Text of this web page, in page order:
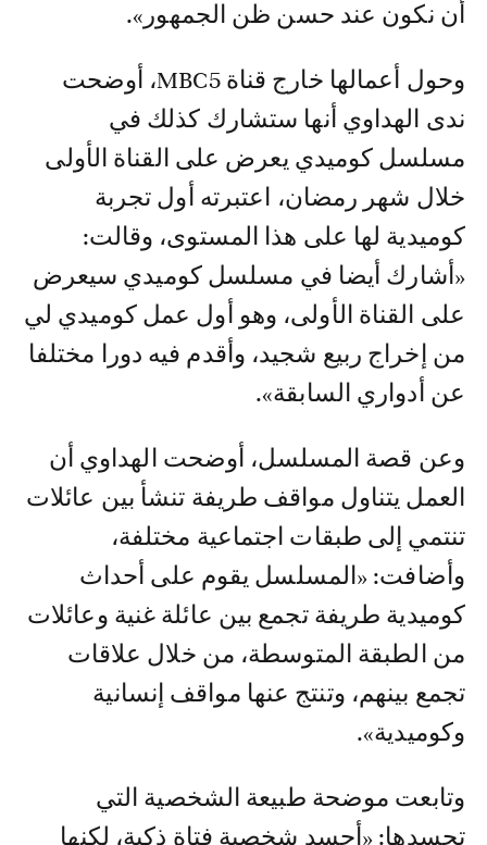
أن نكون عند حسن ظن الجمهور».
وحول أعمالها خارج قناة MBC5، أوضحت
ندى الهداوي أنها ستشارك كذلك في
مسلسل كوميدي يعرض على القناة الأولى
خلال شهر رمضان، اعتبرته أول تجربة
كوميدية لها على هذا المستوى، وقالت:
«أشارك أيضا في مسلسل كوميدي سيعرض
على القناة الأولى، وهو أول عمل كوميدي لي
من إخراج ربيع شجيد، وأقدم فيه دورا مختلفا
عن أدواري السابقة».
وعن قصة المسلسل، أوضحت الهداوي أن
العمل يتناول مواقف طريفة تنشأ بين عائلات
تنتمي إلى طبقات اجتماعية مختلفة،
وأضافت: «المسلسل يقوم على أحداث
كوميدية طريفة تجمع بين عائلة غنية وعائلات
من الطبقة المتوسطة، من خلال علاقات
تجمع بينهم، وتنتج عنها مواقف إنسانية
وكوميدية».
وتابعت موضحة طبيعة الشخصية التي
تجسدها: «أجسد شخصية فتاة ذكية، لكنها